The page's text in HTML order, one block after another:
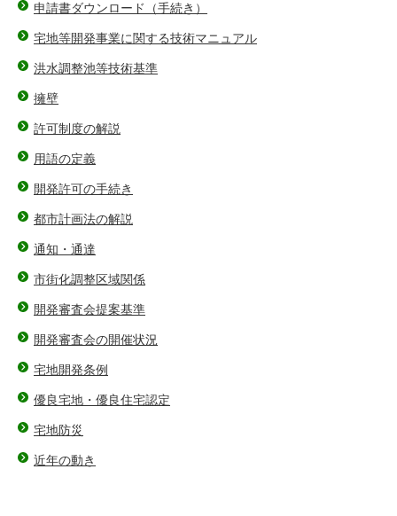
申請書ダウンロード（手続き）
宅地等開発事業に関する技術マニュアル
洪水調整池等技術基準
擁壁
許可制度の解説
用語の定義
開発許可の手続き
都市計画法の解説
通知・通達
市街化調整区域関係
開発審査会提案基準
開発審査会の開催状況
宅地開発条例
優良宅地・優良住宅認定
宅地防災
近年の動き